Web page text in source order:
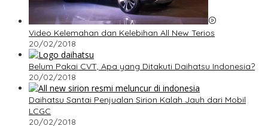
Video Kelemahan dan Kelebihan All New Terios
20/02/2018
Belum Pakai CVT, Apa yang Ditakuti Daihatsu Indonesia?
20/02/2018
Daihatsu Santai Penjualan Sirion Kalah Jauh dari Mobil
LCGC
20/02/2018